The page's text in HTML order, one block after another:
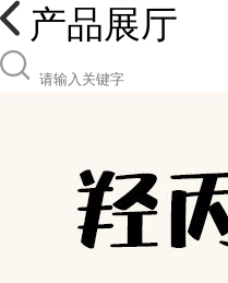
产品展厅